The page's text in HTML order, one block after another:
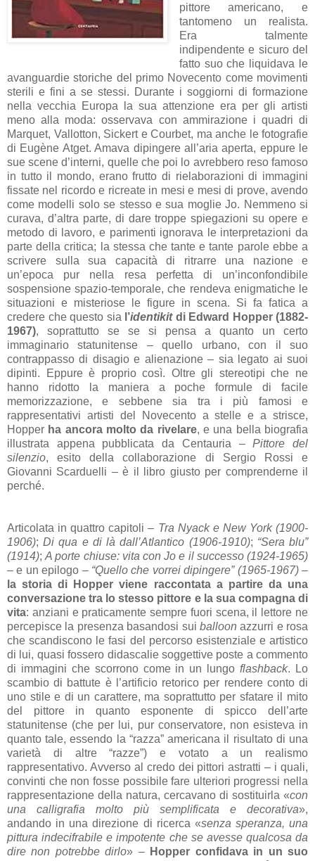
pittore americano, e
tantomeno un realista.
Era talmente
indipendente e sicuro del
fatto suo che liquidava le
avanguardie storiche del primo Novecento come movimenti
sterili e fini a se stessi. Durante i soggiorni di formazione
nella vecchia Europa la sua attenzione era per gli artisti
meno alla moda: osservava con ammirazione i quadri di
Marquet, Vallotton, Sickert e Courbet, ma anche le fotografie
di Eugène Atget. Amava dipingere all’aria aperta, eppure le
sue scene d’interni, quelle che poi lo avrebbero reso famoso
in tutto il mondo, erano frutto di rielaborazioni di immagini
fissate nel ricordo e ricreate in mesi e mesi di prove, avendo
come modelli solo se stesso e sua moglie Jo. Nemmeno si
curava, d’altra parte, di dare troppe spiegazioni su opere e
metodo di lavoro, e parimenti ignorava le interpretazioni da
parte della critica; la stessa che tante e tante parole ebbe a
scrivere sulla sua capacità di ritrarre una nazione e
un’epoca pur nella resa perfetta di un’inconfondibile
sospensione spazio-temporale, che rendeva enigmatiche le
situazioni e misteriose le figure in scena. Si fa fatica a
credere che questo sia l’identikitdi Edward Hopper (1882-
1967), soprattutto se se si pensa a quanto un certo
immaginario statunitense – quello urbano, con il suo
contrappasso di disagio e alienazione – sia legato ai suoi
dipinti. Eppure è proprio così. Oltre gli stereotipi che ne
hanno ridotto la maniera a poche formule di facile
memorizzazione, e sebbene sia tra i più famosi e
rappresentativi artisti del Novecento a stelle e a strisce,
Hopper ha ancora molto da rivelare, e una bella biografia
illustrata appena pubblicata da Centauria –Pittore del
silenzio, esito della collaborazione di Sergio Rossi e
Giovanni Scarduelli – è il libro giusto per comprenderne il
perché.
Articolata in quattro capitoli – Tra Nyack e New York (1900-
1906);Di qua e di là dall’Atlantico (1906-1910); “Sera blu”
(1914);A porte chiuse: vita con Jo e il successo (1924-1965)
– e un epilogo –“Quello che vorrei dipingere” (1965-1967)–
la storia di Hopper viene raccontata a partire da una
conversazione tra lo stesso pittore e la sua compagna di
vita: anziani e praticamente sempre fuori scena, il lettore ne
percepisce la presenza basandosi sui balloon azzurri e rosa
che scandiscono le fasi del percorso esistenziale e artistico
di lui, quasi fossero didascalie soggettive poste a commento
di immagini che scorrono come in un lungoflashback. Lo
scambio di battute è l’artificio retorico per rendere conto di
uno stile e di un carattere, ma soprattutto per sfatare il mito
del pittore in quanto esponente di spicco dell’arte
statunitense (che per lui, pur conservatore, non esisteva in
quanto tale, essendo la “razza” americana il risultato di una
varietà di altre “razze”) e votato a un realismo
rappresentativo. Avverso al credo dei pittori astratti – i quali,
convinti che non fosse possibile fare ulteriori progressi nella
rappresentazione della natura, cercavano di sostituirla «con
una calligrafia molto più semplificata e decorativa»,
andando in una direzione di ricerca «senza speranza, una
pittura indecifrabile e impotente che se avesse qualcosa da
dire non potrebbe dirlo» – Hopper confidava in un suo